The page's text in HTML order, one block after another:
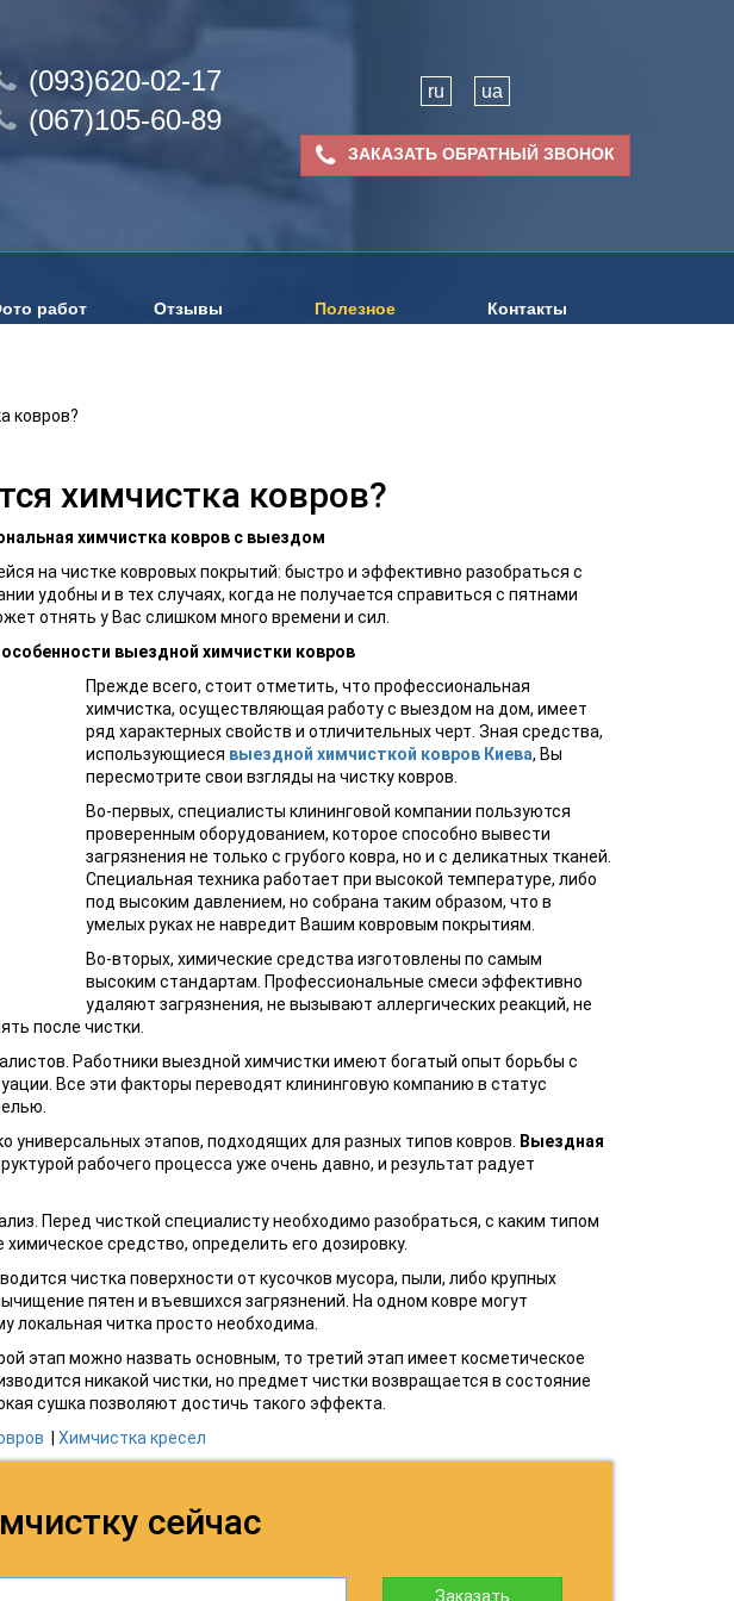
(093)620-02-17
(067)105-60-89
ru ua
ЗАКАЗАТЬ ОБРАТНЫЙ ЗВОНОК
работ Отзывы Полезное Контакты
ковров?
химчистка ковров?
химчистка ковров с выездом
на чистке ковровых покрытий: быстро и эффективно разобраться с
удобны и в тех случаях, когда не получается справиться с пятнами
отнять у Вас слишком много времени и сил.
выездной химчистки ковров
Прежде всего, стоит отметить, что профессиональная
химчистка, осуществляющая работу с выездом на дом, имеет
ряд характерных свойств и отличительных черт. Зная средства,
использующиеся выездной химчисткой ковров Киева, Вы
пересмотрите свои взгляды на чистку ковров.
Во-первых, специалисты клининговой компании пользуются
проверенным оборудованием, которое способно вывести
загрязнения не только с грубого ковра, но и с деликатных тканей.
Специальная техника работает при высокой температуре, либо
под высоким давлением, но собрана таким образом, что в
умелых руках не навредит Вашим ковровым покрытиям.
Во-вторых, химические средства изготовлены по самым
высоким стандартам. Профессиональные смеси эффективно
удаляют загрязнения, не вызывают аллергических реакций, не
после чистки.
Работники выездной химчистки имеют богатый опыт борьбы с
Все эти факторы переводят клининговую компанию в статус
этапов, подходящих для разных типов ковров.
Выездная
рабочего процесса уже очень давно, и результат радует
Перед чисткой специалисту необходимо разобраться, с каким типом
средство, определить его дозировку.
чистка поверхности от кусочков мусора, пыли, либо крупных
пятен и въевшихся загрязнений. На одном ковре могут
локальная читка просто необходима.
этап можно назвать основным, то третий этап имеет косметическое
никакой чистки, но предмет чистки возвращается в состояние
сушка позволяют достичь такого эффекта.
Химчистка кресел
сейчас
Заказать